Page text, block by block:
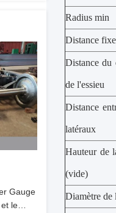
Gauge
le
Radius min
Distance
Distance du
de l'essieu
Distance
latéraux
Hauteur de
(vide)
Diamètre de